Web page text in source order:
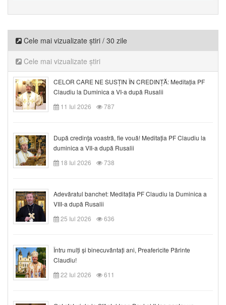
Cele mai vizualizate știri / 30 zile
Cele mai vizualizate știri
CELOR CARE NE SUSȚIN ÎN CREDINȚĂ: Meditația PF
Claudiu la Duminica a VI-a după Rusalii
11 Iul 2026
787
După credinţa voastră, fie vouă! Meditația PF Claudiu la
duminica a VII-a după Rusalii
18 Iul 2026
738
Adevăratul banchet: Meditația PF Claudiu la Duminica a
VIII-a după Rusalii
25 Iul 2026
636
Întru mulți și binecuvântați ani, Preafericite Părinte
Claudiu!
22 Iul 2026
611